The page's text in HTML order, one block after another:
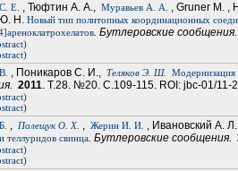
Е. , Тюфтин А. А., Муравьев А. А.
, Gruner M. ,
Н. Новый тип политопных координационных
. Бутлеровские
, Поникаров С. И., Теляков Э. Ш. Модернизация
2011. Т.28. №20. С.109-115. ROI: jbc-01/11-
, Полещук О. Х. , Жерин И. И. , Ивановский А.
теллуридов свинца. Бутлеровские сообщения.